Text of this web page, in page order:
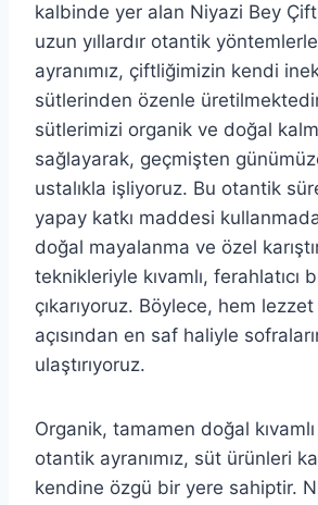
kalbinde yer alan Niyazi Bey
uzun yıllardır otantik yöntemlerle
ayranımız, çiftliğimizin kendi
sütlerinden özenle
sütlerimizi organik ve doğal
sağlayarak, geçmişten
ustalıkla işliyoruz. Bu otantik
yapay katkı maddesi
doğal mayalanma ve özel
teknikleriyle kıvamlı, ferahlatıcı
çıkarıyoruz. Böylece, hem
açısından en saf haliyle
ulaştırıyoruz.
Organik, tamamen doğal kıvamlı
otantik ayranımız, süt ürünleri
kendine özgü bir yere sahiptir.